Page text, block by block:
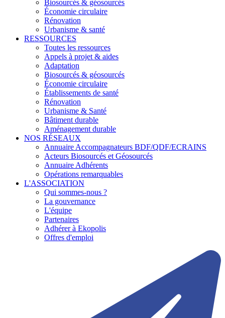
Biosourcés & géosourcés
Économie circulaire
Rénovation
Urbanisme & santé
RESSOURCES
Toutes les ressources
Appels à projet & aides
Adaptation
Biosourcés & géosourcés
Économie circulaire
Établissements de santé
Rénovation
Urbanisme & Santé
Bâtiment durable
Aménagement durable
NOS RÉSEAUX
Annuaire Accompagnateurs BDF/QDF/ECRAINS
Acteurs Biosourcés et Géosourcés
Annuaire Adhérents
Opérations remarquables
L'ASSOCIATION
Qui sommes-nous ?
La gouvernance
L'équipe
Partenaires
Adhérer à Ekopolis
Offres d'emploi